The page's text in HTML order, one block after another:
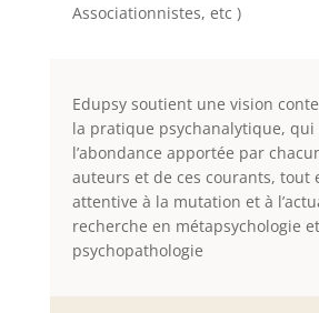
Associationnistes, etc )
Edupsy soutient une vision
la pratique psychanalytique, qui
l’abondance apportée par
auteurs et de ces courants, tout
attentive à la mutation et à
recherche en métapsychologie
psychopathologie